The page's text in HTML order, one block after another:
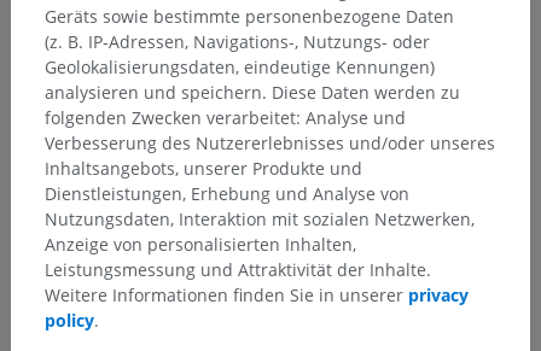
Geräts sowie bestimmte personenbezogene Daten
(z. B. IP-Adressen, Navigations-, Nutzungs- oder
Geolokalisierungsdaten, eindeutige Kennungen)
analysieren und speichern. Diese Daten werden zu
folgenden Zwecken verarbeitet: Analyse und
Verbesserung des Nutzererlebnisses und/oder unseres
Inhaltsangebots, unserer Produkte und
Dienstleistungen, Erhebung und Analyse von
Nutzungsdaten, Interaktion mit sozialen Netzwerken,
Anzeige von personalisierten Inhalten,
Leistungsmessung und Attraktivität der Inhalte.
Weitere Informationen finden Sie in unserer privacy
policy.